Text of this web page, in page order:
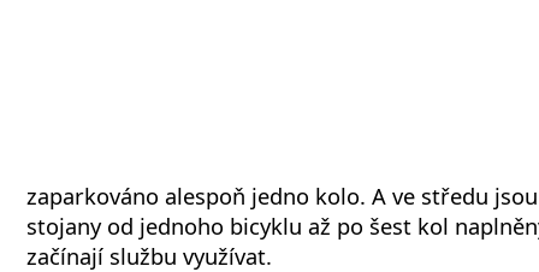
zaparkováno alespoň jedno kolo. A ve středu
stojany od jednoho bicyklu až po šest kol
začínají službu využívat.